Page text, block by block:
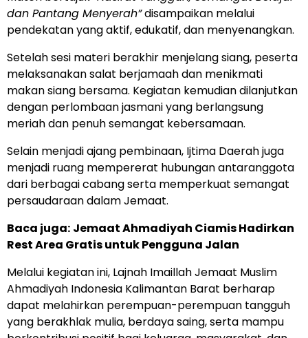
dan Pantang Menyerah”disampaikan melalui
pendekatan yang aktif, edukatif, dan menyenangkan.
Setelah sesi materi berakhir menjelang siang, peserta
melaksanakan salat berjamaah dan menikmati
makan siang bersama. Kegiatan kemudian dilanjutkan
dengan perlombaan jasmani yang berlangsung
meriah dan penuh semangat kebersamaan.
Selain menjadi ajang pembinaan, Ijtima Daerah juga
menjadi ruang mempererat hubungan antaranggota
dari berbagai cabang serta memperkuat semangat
persaudaraan dalam Jemaat.
Baca juga: Jemaat Ahmadiyah Ciamis Hadirkan
Rest Area Gratis untuk Pengguna Jalan
Melalui kegiatan ini, Lajnah Imaillah Jemaat Muslim
Ahmadiyah Indonesia Kalimantan Barat berharap
dapat melahirkan perempuan-perempuan tangguh
yang berakhlak mulia, berdaya saing, serta mampu